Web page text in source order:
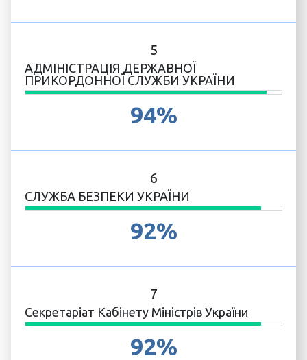
5
АДМІНІСТРАЦІЯ ДЕРЖАВНОЇ
ПРИКОРДОННОЇ СЛУЖБИ УКРАЇНИ
94%
6
СЛУЖБА БЕЗПЕКИ УКРАЇНИ
92%
7
Секретаріат Кабінету Міністрів України
92%